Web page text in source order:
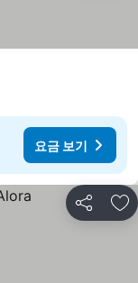
요금 보기
공유 즐